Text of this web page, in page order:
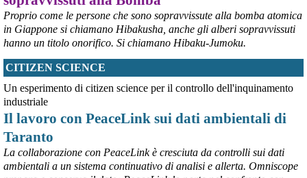
studentesse e studenti di Gaza, che hanno avuto scholarship da
diverse Universita' italiane, si incontreranno per conoscersi,
scambiare idee, essere di reciproco aiuto, per condividere la loro
situazione, i bisogni e le necessita'.
#dirittiglobali #Palestina
@peacelink - 9/8/2026 10:43
Ivrea, 232° Presidio per la Pace di Sabato 8° agosto 2026 - Report
fotografico
pace #pcknews Ivrea
Proprio come le persone che sono sopravvissute alla bomba atomica
in Giappone si chiamano Hibakusha, anche gli alberi sopravvissuti
hanno un titolo onorifico. Si chiamano Hibaku-Jumoku.
CITIZEN SCIENCE
Un esperimento di citizen science per il controllo dell'inquinamento
industriale
Il lavoro con PeaceLink sui dati ambientali di
Taranto
La collaborazione con PeaceLink è cresciuta da controlli sui dati
ambientali a un sistema continuativo di analisi e allerta. Omniscope